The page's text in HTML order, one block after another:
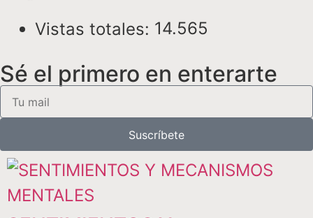
Vistas totales: 14.565
Sé el primero en enterarte
Suscríbete